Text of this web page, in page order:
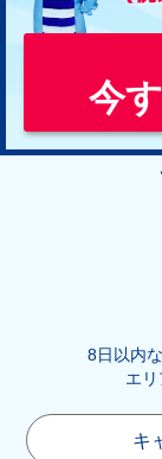
今
8日以内
エリ
キ